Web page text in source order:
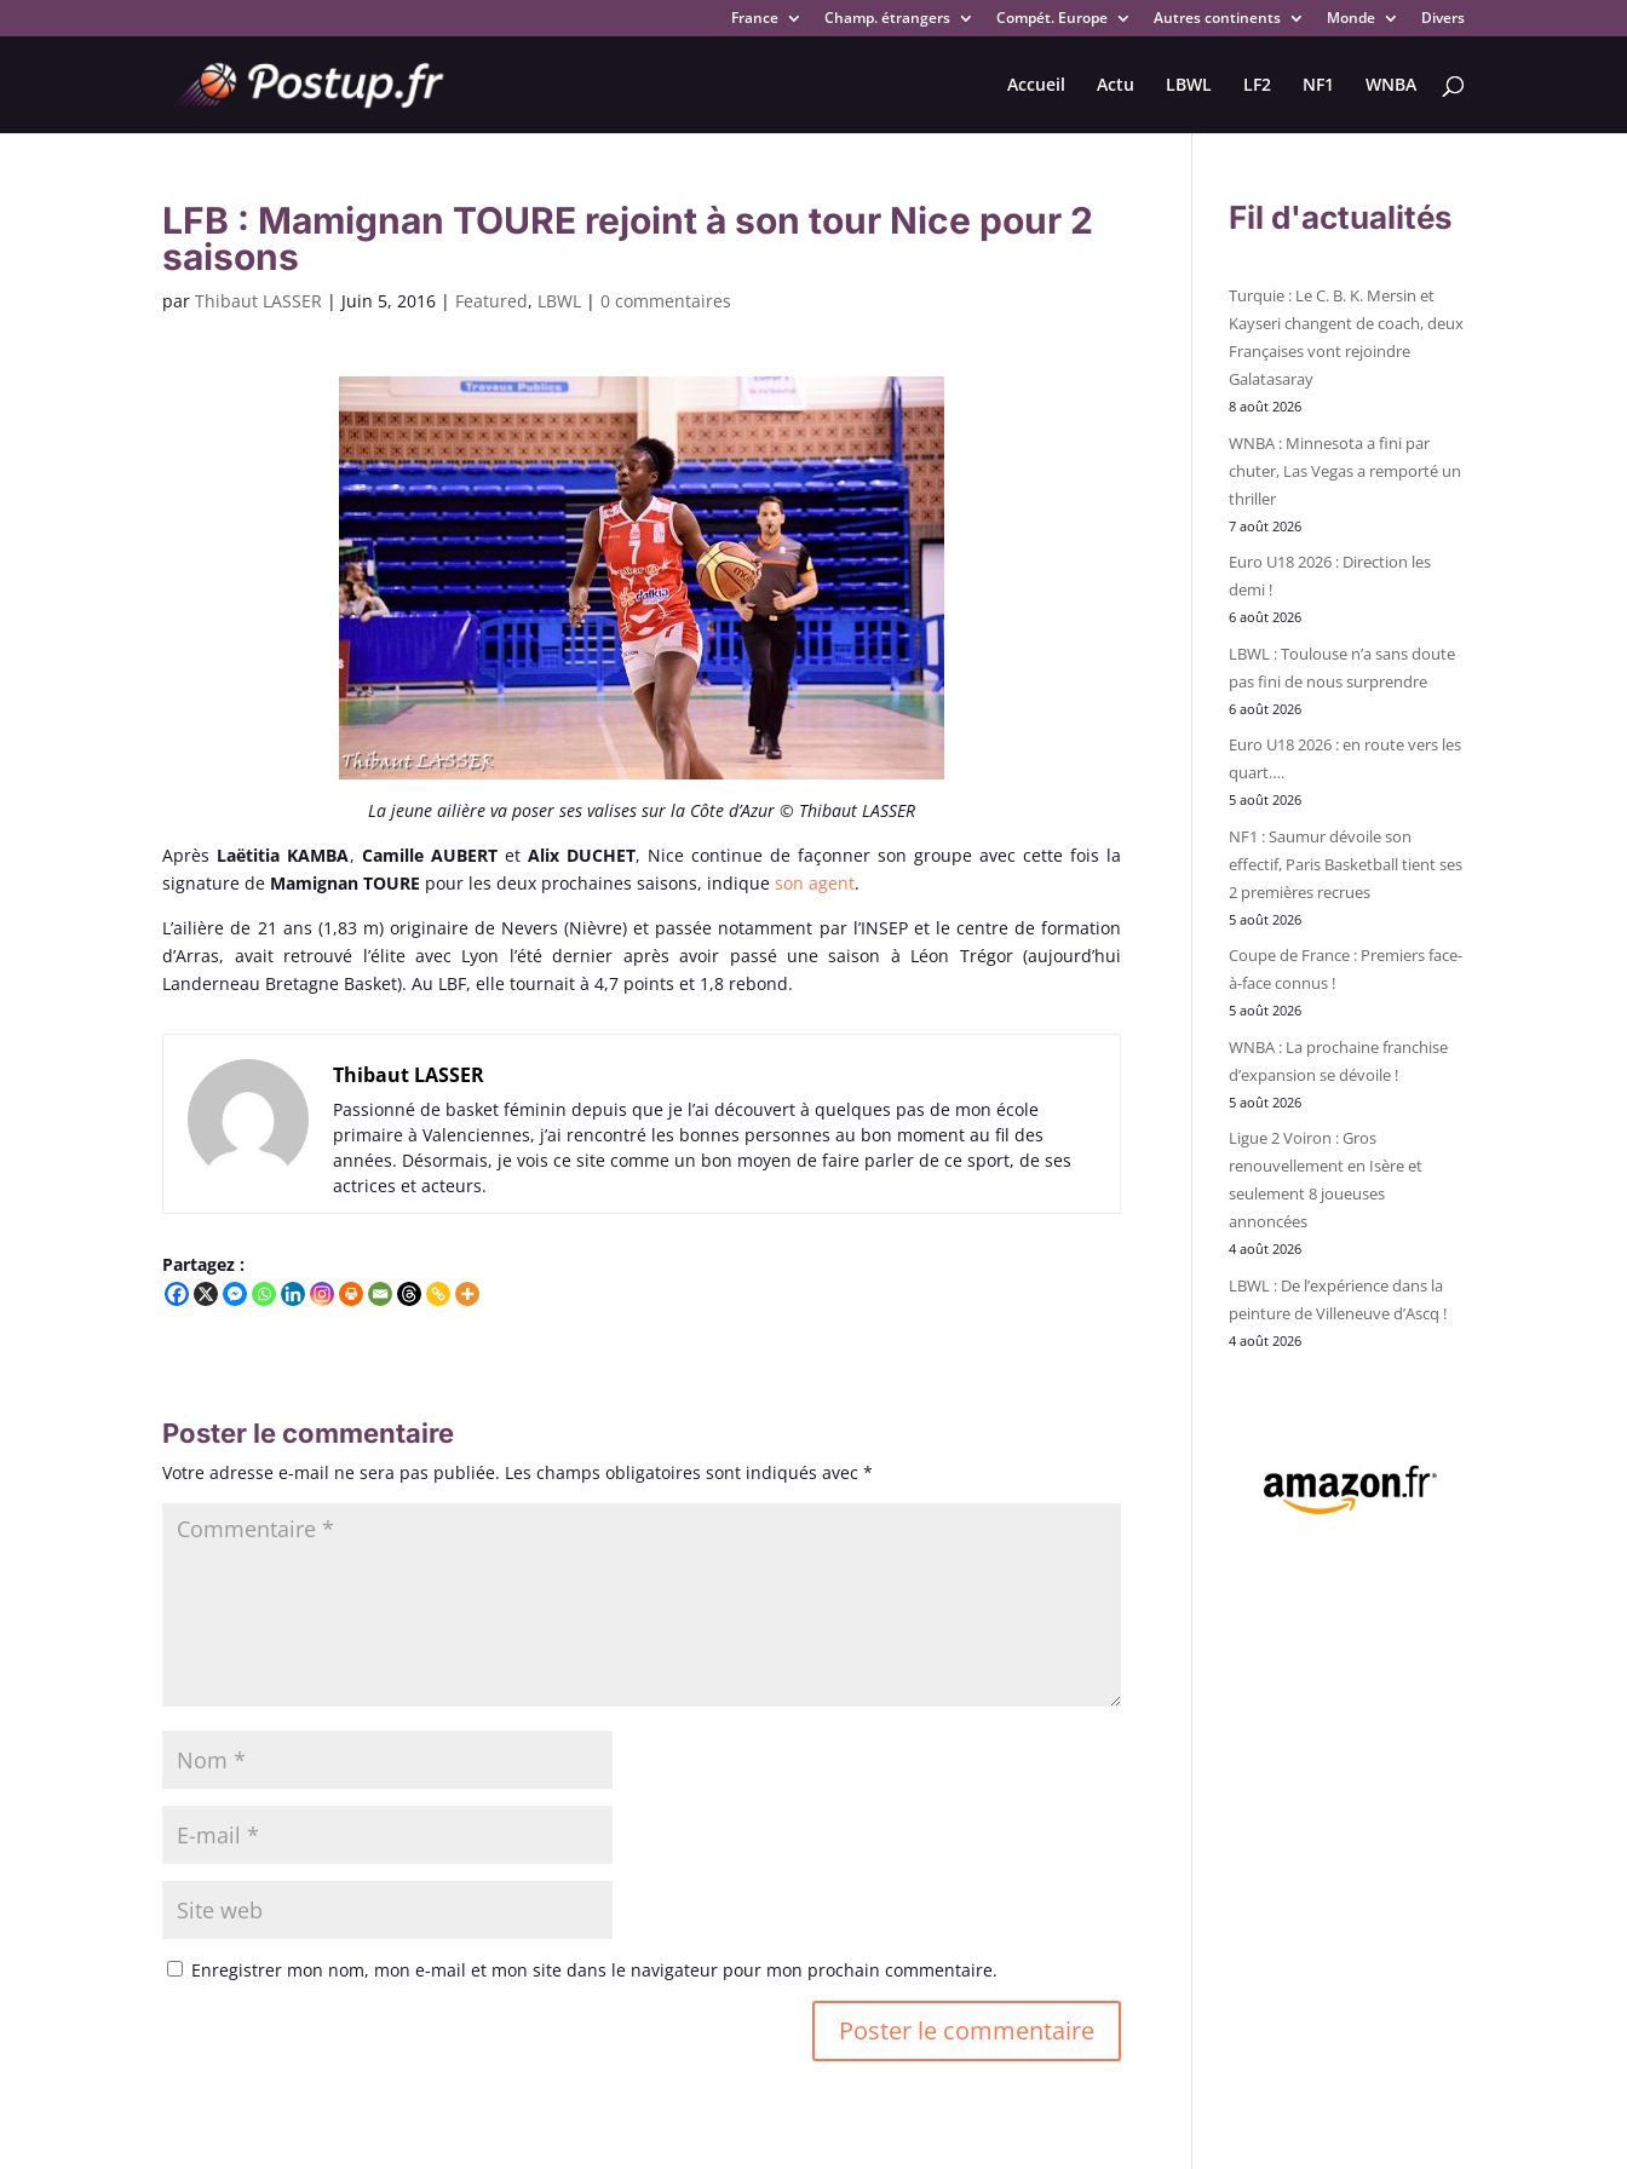
France Champ. étrangers Compét. Europe Autres continents Monde Divers
Accueil Actu LBWL LF2 NF1 WNBA
LFB : Mamignan TOURE rejoint à son tour Nice pour 2
saisons
parThibaut LASSER | Juin 5, 2016 | Featured, LBWL |0 commentaires
La jeune ailière va poser ses valises sur la Côte d’Azur © Thibaut LASSER
Après Laëtitia KAMBA, Camille AUBERTet Alix DUCHET, Nice continue de façonner son groupe avec cette fois la
signature de Mamignan TOURE pour les deux prochaines saisons, indiqueson agent.
L’ailière de 21 ans (1,83 m) originaire de Nevers (Nièvre) et passée notamment par l’INSEP et le centre de formation
d’Arras, avait retrouvé l’élite avec Lyon l’été dernier après avoir passé une saison à Léon Trégor (aujourd’hui
Landerneau Bretagne Basket). Au LBF, elle tournait à 4,7 points et 1,8 rebond.
Thibaut LASSER
Passionné de basket féminin depuis que je l’ai découvert à quelques pas de mon école
primaire à Valenciennes, j’ai rencontré les bonnes personnes au bon moment au fil des
années. Désormais, je vois ce site comme un bon moyen de faire parler de ce sport, de ses
actrices et acteurs.
Partagez :
Poster le commentaire
Votre adresse e-mail ne sera pas publiée. Les champs obligatoires sont indiqués avec*
Enregistrer mon nom, mon e-mail et mon site dans le navigateur pour mon prochain commentaire.
Fil d'actualités
Turquie : Le C. B. K. Mersin et
Kayseri changent de coach, deux
Françaises vont rejoindre
Galatasaray
8 août 2026
WNBA : Minnesota a fini par
chuter, Las Vegas a remporté un
thriller
7 août 2026
Euro U18 2026 : Direction les
demi !
6 août 2026
LBWL : Toulouse n’a sans doute
pas fini de nous surprendre
6 août 2026
Euro U18 2026 : en route vers les
quart….
5 août 2026
NF1 : Saumur dévoile son
effectif, Paris Basketball tient ses
2 premières recrues
5 août 2026
Coupe de France : Premiers face-
à-face connus !
5 août 2026
WNBA : La prochaine franchise
d’expansion se dévoile !
5 août 2026
Ligue 2 Voiron : Gros
renouvellement en Isère et
seulement 8 joueuses
annoncées
4 août 2026
LBWL : De l’expérience dans la
peinture de Villeneuve d’Ascq !
4 août 2026